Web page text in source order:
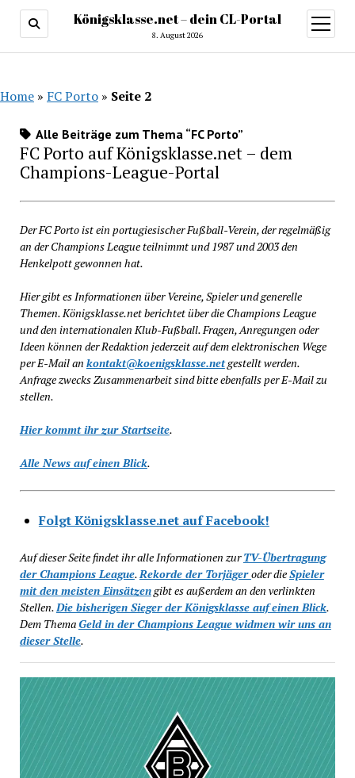
Königsklasse.net – dein CL-Portal
8. August 2026
Menü
öffnen
Home » FC Porto » Seite 2
Alle Beiträge zum Thema “FC Porto”
FC Porto auf Königsklasse.net – dem
Champions-League-Portal
Der FC Porto ist ein portugiesischer Fußball-Verein, der regelmäßig
an der Champions League teilnimmt und 1987 und 2003 den
Henkelpott gewonnen hat.
Hier gibt es Informationen über Vereine, Spieler und generelle
Themen. Königsklasse.net berichtet über die Champions League
und den internationalen Klub-Fußball. Fragen, Anregungen oder
Ideen können der Redaktion jederzeit auf dem elektronischen Wege
per E-Mail an kontakt@koenigsklasse.netgestellt werden.
Anfrage zwecks Zusammenarbeit sind bitte ebenfalls per E-Mail zu
stellen.
Hier kommt ihr zur Startseite.
Alle News auf einen Blick.
Folgt Königsklasse.net auf Facebook!
Auf dieser Seite findet ihr alle Informationen zurTV-Übertragung
der Champions League.Rekorde der Torjägeroder dieSpieler
mit den meisten Einsätzengibt es außerdem an den verlinkten
Stellen.Die bisherigen Sieger der Königsklasse auf einen Blick.
Dem ThemaGeld in der Champions League widmen wir uns an
dieser Stelle.